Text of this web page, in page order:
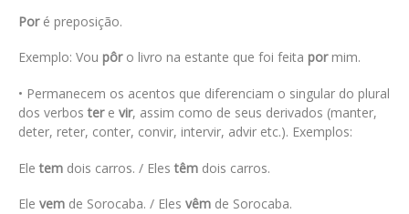
Poré preposição.
Exemplo: Vou pôro livro na estante que foi feita pormim.
• Permanecem os acentos que diferenciam o singular do plural
dos verbostere vir, assim como de seus derivados (manter,
deter, reter, conter, convir, intervir, advir etc.). Exemplos:
Eletem dois carros. / Elestêm dois carros.
Ele vem de Sorocaba. / Eles vêm de Sorocaba.